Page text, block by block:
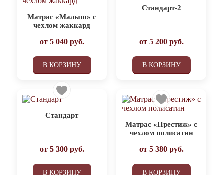
Матрас «Малыш» с
чехлом жаккард
от 5 040руб.
В КОРЗИНУ
Стандарт-2
от 5 200руб.
В КОРЗИНУ
Стандарт
от 5 300руб.
В КОРЗИНУ
Матрас «Престиж» с
чехлом полисатин
от 5 380руб.
В КОРЗИНУ